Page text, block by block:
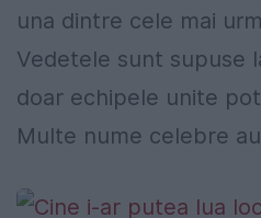
una dintre cele mai
Vedetele sunt supuse
doar echipele unite
Multe nume celebre